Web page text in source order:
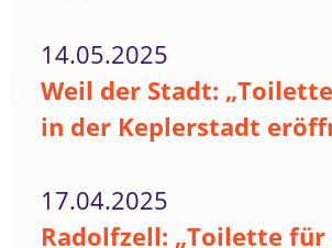
14.05.2025
Weil der Stadt:
in der Keplerstadt
17.04.2025
Radolfzell: „Toilette für